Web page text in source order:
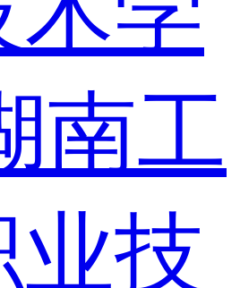
南工
技